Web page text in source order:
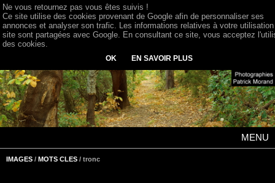
MENU
IMAGES / MOTS CLES / tronc
Ne vous retournez pas vous êtes suivis !
Ce site utilise des cookies provenant de Google afin de personnaliser ses
annonces et analyser son trafic. Les informations relatives à votre
site sont partagées avec Google. En consultant ce site, vous acceptez
des cookies.
OK EN SAVOIR PLUS